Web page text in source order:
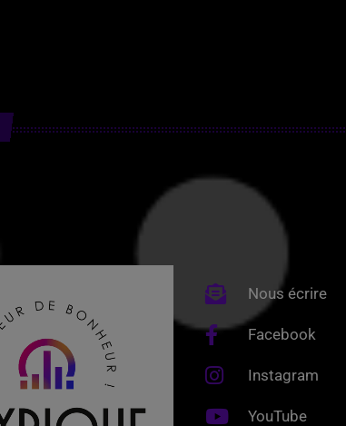
Nous écrire
Facebook
Instagram
YouTube